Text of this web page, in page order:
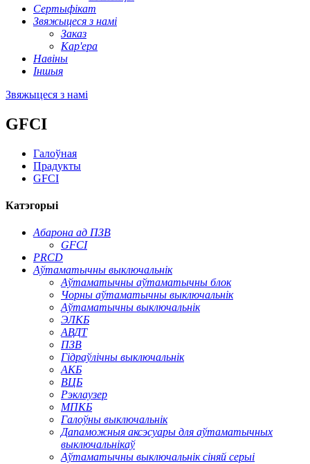
Сертыфікат
Звяжыцеся з намі
Заказ
Кар'ера
Навіны
Іншыя
Звяжыцеся з намі
GFCI
Галоўная
Прадукты
GFCI
Катэгорыі
Абарона ад ПЗВ
GFCI
PRCD
Аўтаматычны выключальнік
Аўтаматычны аўтаматычны блок
Чорны аўтаматычны выключальнік
Аўтаматычны выключальнік
ЭЛКБ
АВДТ
ПЗВ
Гідраўлічны выключальнік
АКБ
ВЦБ
Рэклаузер
МПКБ
Галоўны выключальнік
Дапаможныя аксэсуары для аўтаматычных
выключальнікаў
Аўтаматычны выключальнік сіняй серыі